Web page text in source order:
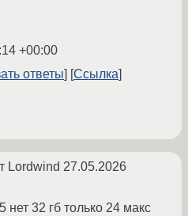
+00:00
ответы Ссылка
Lordwind 27.05.2026
нет 32 гб только 24 макс